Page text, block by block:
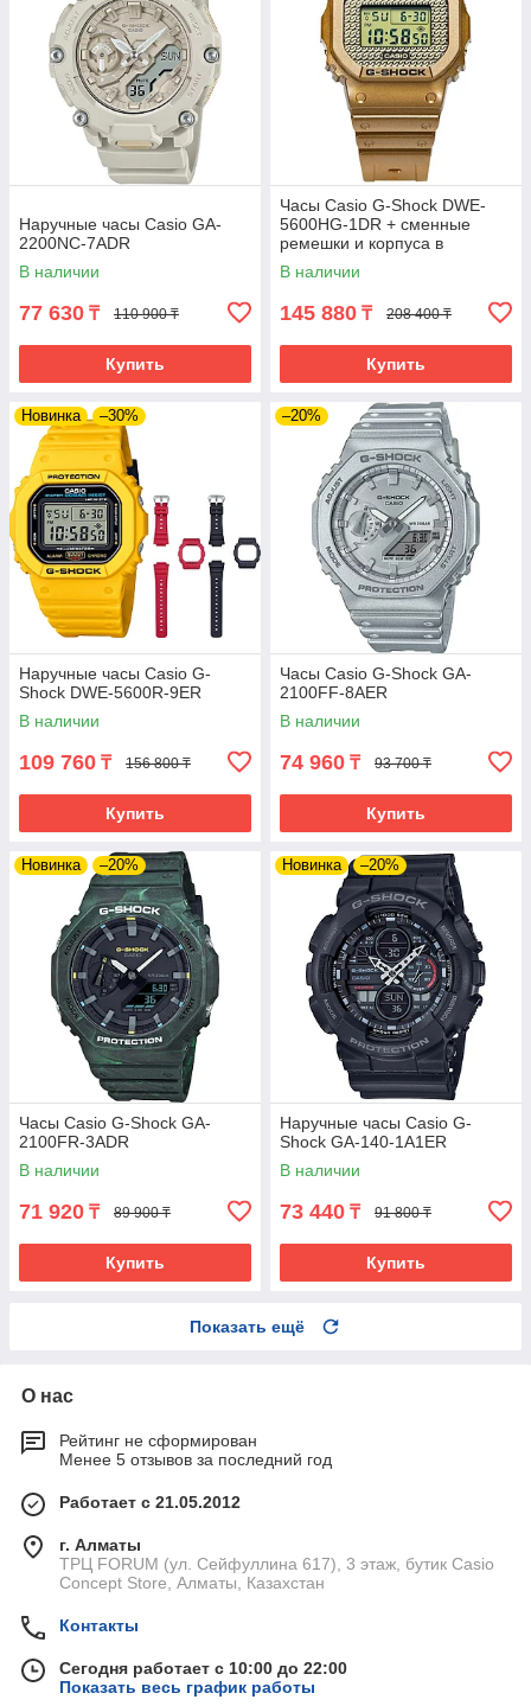
Наручные часы Casio GA-
2200NC-7ADR
В наличии
77 630 ₸ 110 900 ₸
Купить
Часы Casio G-Shock DWE-
5600HG-1DR + сменные
ремешки и корпуса в
комплекте. Лимитированная
серия.
В наличии
145 880 ₸ 208 400 ₸
Купить
Новинка –30%
Наручные часы Casio G-
Shock DWE-5600R-9ER
В наличии
109 760 ₸ 156 800 ₸
Купить
–20%
Часы Casio G-Shock GA-
2100FF-8AER
В наличии
74 960 ₸ 93 700 ₸
Купить
Новинка –20%
Часы Casio G-Shock GA-
2100FR-3ADR
В наличии
71 920 ₸ 89 900 ₸
Купить
Новинка –20%
Наручные часы Casio G-
Shock GA-140-1A1ER
В наличии
73 440 ₸ 91 800 ₸
Купить
Показать ещё
О нас
Рейтинг не сформирован
Менее 5 отзывов за последний год
Работает с 21.05.2012
г. Алматы
ТРЦ FORUM (ул. Сейфуллина 617), 3 этаж, бутик Casio
Concept Store, Алматы, Казахстан
Контакты
Сегодня работает с 10:00 до 22:00
Показать весь график работы